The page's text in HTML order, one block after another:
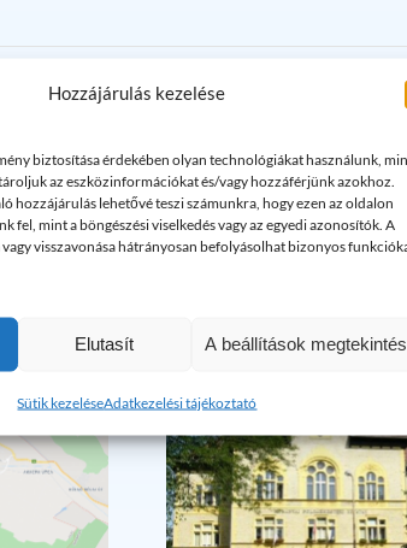
Hozzájárulás kezelése
biztosítása érdekében olyan technológiákat használunk,
az eszközinformációkat és/vagy hozzáférjünk azokhoz.
hozzájárulás lehetővé teszi számunkra, hogy ezen az oldalon
fel, mint a böngészési viselkedés vagy az egyedi azonosítók. A
visszavonása hátrányosan befolyásolhat bizonyos
Elutasít A beállítások
Sütik kezeléseAdatkezelési tájékoztató
cikkek a